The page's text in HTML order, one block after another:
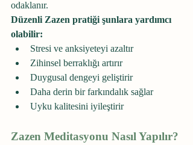
odaklanır.
Düzenli Zazen pratiği şunlara yardımcı
olabilir:
Stresi ve anksiyeteyi azaltır
Zihinsel berraklığı artırır
Duygusal dengeyi geliştirir
Daha derin bir farkındalık sağlar
Uyku kalitesini iyileştirir
Zazen Meditasyonu Nasıl Yapılır?